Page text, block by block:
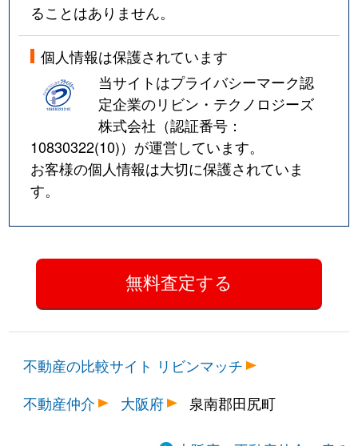
ることはありません。
個人情報は保護されています
当サイトはプライバシーマーク認
定企業のリビン・テクノロジーズ
株式会社（認証番号：
10830322(10)）が運営しています。
お客様の個人情報は大切に保護されていま
す。
不動産の比較サイト リビンマッチ
不動産仲介
大阪府 泉南郡田尻町